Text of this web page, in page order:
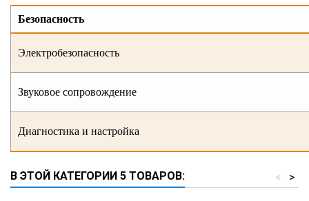
Безопасность
Электробезопасность
Звуковое сопровождение
Диагностика и настройка
В ЭТОЙ КАТЕГОРИИ 5 ТОВАРОВ: >
<